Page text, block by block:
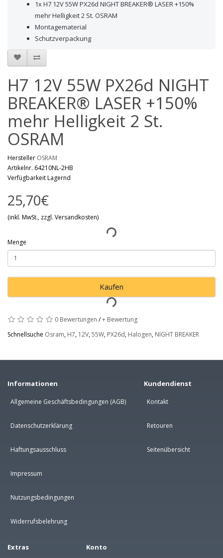
1x H7 12V 55W PX26d NIGHT BREAKER® LASER +150%
mehr Helligkeit 2 St. OSRAM
Montagematerial
Schutzverpackung
H7 12V 55W PX26d NIGHT
BREAKER® LASER +150%
mehr Helligkeit 2 St.
OSRAM
Hersteller OSRAM
Artikelnr. 64210NL-2HB
Verfügbarkeit Lagernd
25,70€
(inkl. MwSt., zzgl. Versandkosten)
Menge
Kaufen
0 Bewertungen /+ Bewertung
Schnellsuche Osram, H7, 12V,55W, PX26d, Halogen, NIGHT BREAKER
Informationen
Allgemeine Geschäftsbedingungen (AGB)
Datenschutzerklärung
Haftungsausschluss
Impressum
Nutzungsbedingungen
Widerrufsbelehrung
Kundendienst
Kontakt
Retouren
Seitenübersicht
Extras Konto